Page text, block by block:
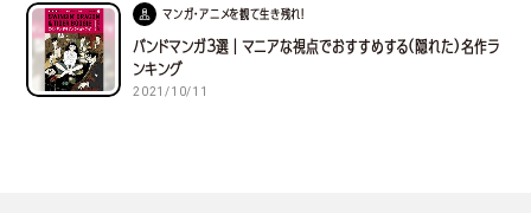
マンガ・アニメを観て生き残れ！
バンドマンガ３選｜マニアな視点でおすすめする(隠れた)名作ラ
ンキング
2021/10/11